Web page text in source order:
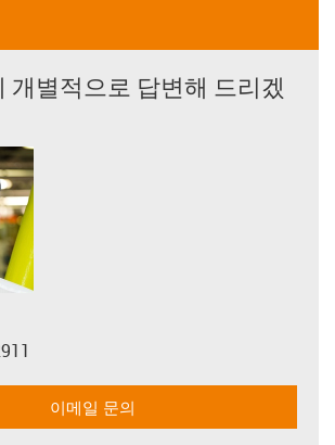
개별적으로 답변해 드리겠
이메일 문의